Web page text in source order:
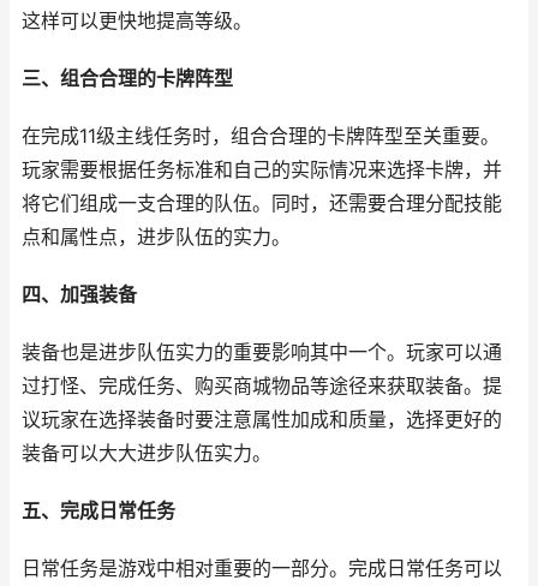
这样可以更快地提高等级。
三、组合合理的卡牌阵型
在完成11级主线任务时，组合合理的卡牌阵型至关重要。
玩家需要根据任务标准和自己的实际情况来选择卡牌，并
将它们组成一支合理的队伍。同时，还需要合理分配技能
点和属性点，进步队伍的实力。
四、加强装备
装备也是进步队伍实力的重要影响其中一个。玩家可以通
过打怪、完成任务、购买商城物品等途径来获取装备。提
议玩家在选择装备时要注意属性加成和质量，选择更好的
装备可以大大进步队伍实力。
五、完成日常任务
日常任务是游戏中相对重要的一部分。完成日常任务可以